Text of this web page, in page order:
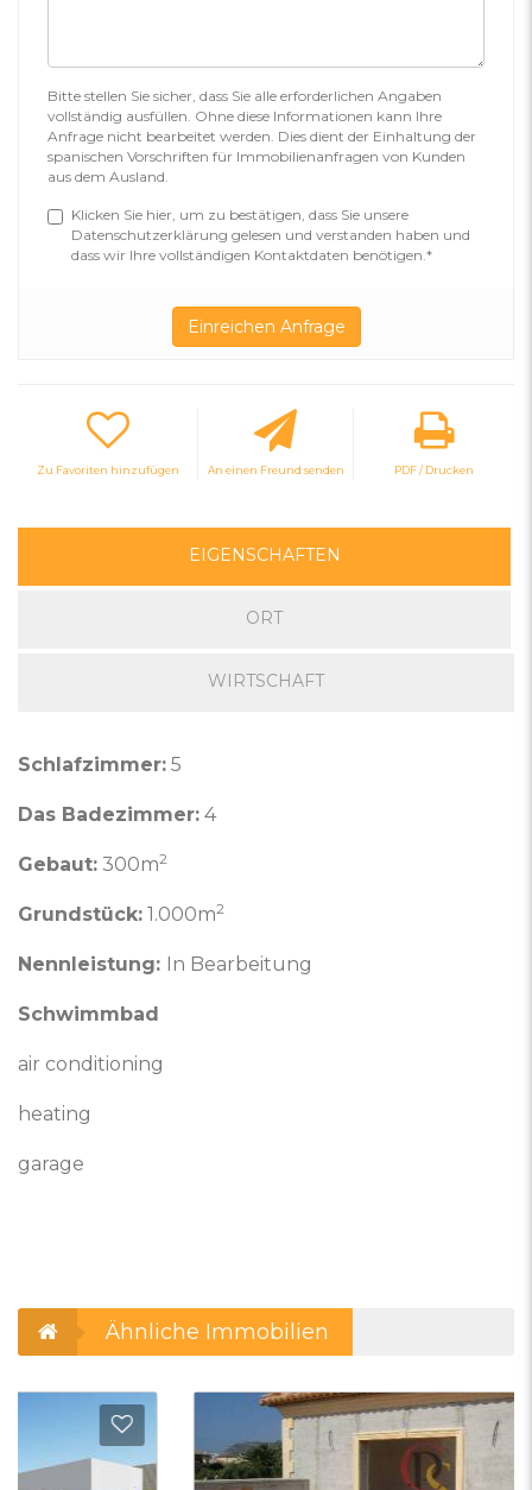
Bitte stellen Sie sicher, dass Sie alle erforderlichen Angaben
vollständig ausfüllen. Ohne diese Informationen kann Ihre
Anfrage nicht bearbeitet werden. Dies dient der Einhaltung der
spanischen Vorschriften für Immobilienanfragen von Kunden
aus dem Ausland.
Klicken Sie hier, um zu bestätigen, dass Sie unsere
Datenschutzerklärung gelesen und verstanden haben und
dass wir Ihre vollständigen Kontaktdaten benötigen.*
Zu Favoriten hinzufügen An einen Freund senden PDF / Drucken
EIGENSCHAFTEN
ORT
WIRTSCHAFT
Schlafzimmer: 5
Das Badezimmer: 4
Gebaut: 300m2
Grundstück: 1.000m2
Nennleistung: In Bearbeitung
Schwimmbad
air conditioning
heating
garage
Ähnliche Immobilien
Favoriten hinzufügen Zu